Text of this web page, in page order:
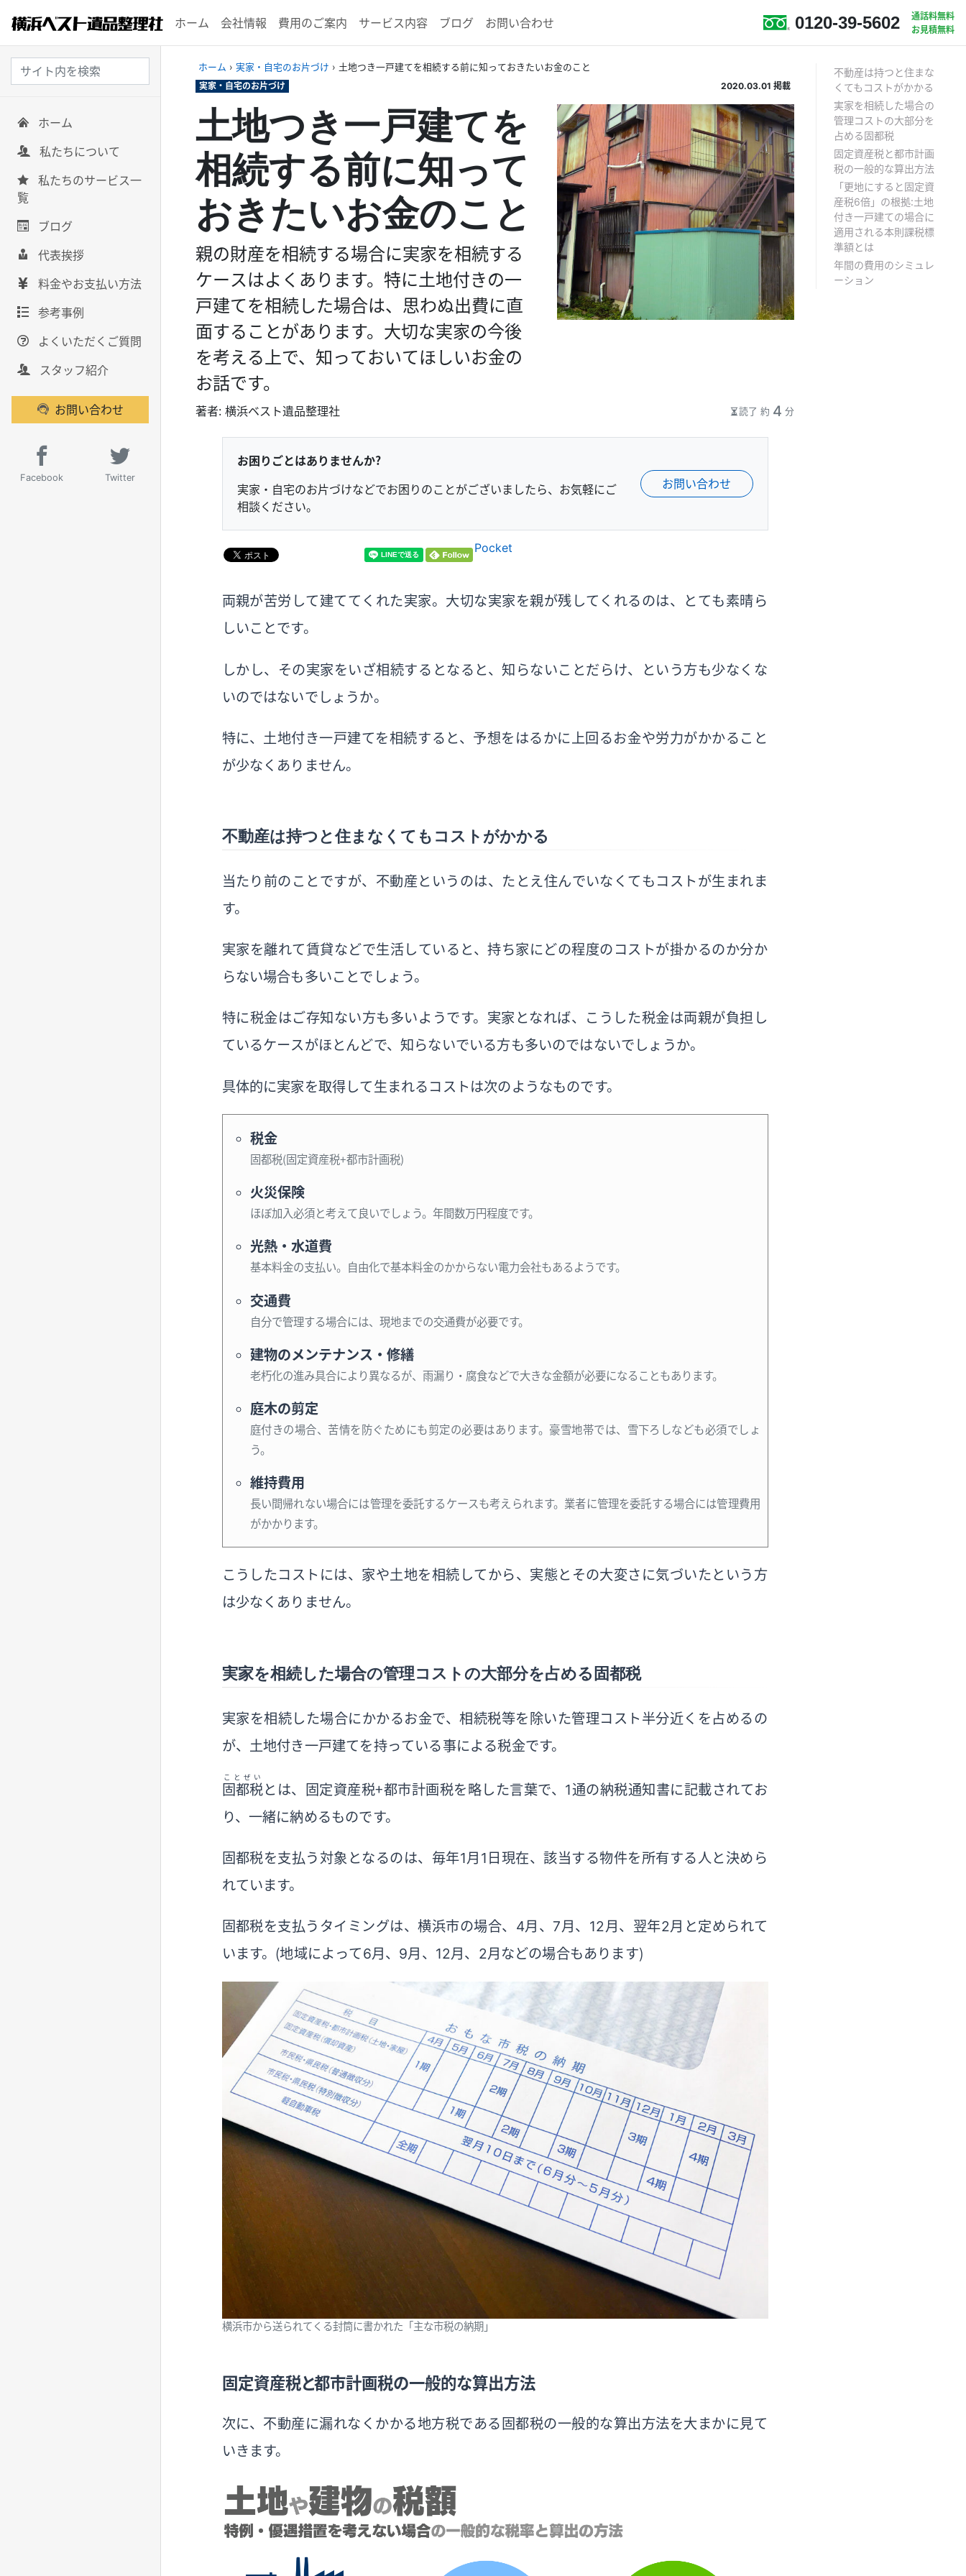
ホーム 会社情報 費用のご案内 サービス内容 ブログ お問い合わせ 0120-39-5602
通話料無料
お見積無料
ホーム
私たちについて
私たちのサービス一
覧
ブログ
代表挨拶
料金やお支払い方法
参考事例
よくいただくご質問
スタッフ紹介
お問い合わせ
Facebook Twitter
不動産は持つと住まな
くてもコストがかかる
実家を相続した場合の
管理コストの大部分を
占める固都税
固定資産税と都市計画
税の一般的な算出方法
「更地にすると固定資
産税6倍」の根拠：土地
付き一戸建ての場合に
適用される本則課税標
準額とは
年間の費用のシミュレ
ーション
ホーム › 実家・自宅のお片づけ › 土地つき一戸建てを相続する前に知っておきたいお金のこと
実家・自宅のお片づけ
2020.03.01 掲載
土地つき一戸建てを
相続する前に知って
おきたいお金のこと
親の財産を相続する場合に実家を相続する
ケースはよくあります。特に土地付きの一
戸建てを相続した場合は、思わぬ出費に直
面することがあります。大切な実家の今後
を考える上で、知っておいてほしいお金の
お話です。
著者： 横浜ベスト遺品整理社 読了 約 4 分
お困りごとはありませんか？
実家・自宅のお片づけなどでお困りのことがございましたら、お気軽にご
相談ください。
お問い合わせ
Pocket
両親が苦労して建ててくれた実家。大切な実家を親が残してくれるのは、とても素晴ら
しいことです。
しかし、その実家をいざ相続するとなると、知らないことだらけ、という方も少なくな
いのではないでしょうか。
特に、土地付き一戸建てを相続すると、予想をはるかに上回るお金や労力がかかること
が少なくありません。
不動産は持つと住まなくてもコストがかかる
当たり前のことですが、不動産というのは、たとえ住んでいなくてもコストが生まれま
す。
実家を離れて賃貸などで生活していると、持ち家にどの程度のコストが掛かるのか分か
らない場合も多いことでしょう。
特に税金はご存知ない方も多いようです。実家となれば、こうした税金は両親が負担し
ているケースがほとんどで、知らないでいる方も多いのではないでしょうか。
具体的に実家を取得して生まれるコストは次のようなものです。
税金
固都税（固定資産税＋都市計画税）
火災保険
ほぼ加入必須と考えて良いでしょう。年間数万円程度です。
光熱・水道費
基本料金の支払い。自由化で基本料金のかからない電力会社もあるようです。
交通費
自分で管理する場合には、現地までの交通費が必要です。
建物のメンテナンス・修繕
老朽化の進み具合により異なるが、雨漏り・腐食などで大きな金額が必要になることもあります。
庭木の剪定
庭付きの場合、苦情を防ぐためにも剪定の必要はあります。豪雪地帯では、雪下ろしなども必須でしょ
う。
維持費用
長い間帰れない場合には管理を委託するケースも考えられます。業者に管理を委託する場合には管理費用
がかかります。
こうしたコストには、家や土地を相続してから、実態とその大変さに気づいたという方
は少なくありません。
実家を相続した場合の管理コストの大部分を占める固都税
実家を相続した場合にかかるお金で、相続税等を除いた管理コスト半分近くを占めるの
が、土地付き一戸建てを持っている事による税金です。
固都税
ことぜい
とは、固定資産税＋都市計画税を略した言葉で、1通の納税通知書に記載されてお
り、一緒に納めるものです。
固都税を支払う対象となるのは、毎年1月1日現在、該当する物件を所有する人と決めら
れています。
固都税を支払うタイミングは、横浜市の場合、4月、7月、12月、翌年2月と定められて
います。（地域によって6月、9月、12月、2月などの場合もあります）
横浜市から送られてくる封筒に書かれた「主な市税の納期」
固定資産税と都市計画税の一般的な算出方法
次に、不動産に漏れなくかかる地方税である固都税の一般的な算出方法を大まかに見て
いきます。